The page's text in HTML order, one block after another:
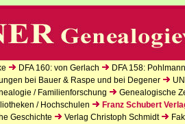
DFA 160: von Gerlach
DFA 158:
bei Bauer & Raspe und bei Degener
/ Familienforschung
Genealogische
/ Hochschulen
Franz Schubert
Geschichte Verlag Christoph Schmidt